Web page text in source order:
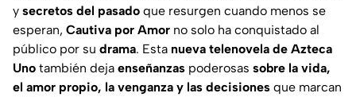
y secretos del pasado que resurgen cuando menos se
esperan, Cautiva por Amor no solo ha conquistado al
público por su drama. Esta nueva telenovela de Azteca
Uno también deja enseñanzas poderosas sobre la vida,
el amor propio, la venganza y las decisiones que marcan